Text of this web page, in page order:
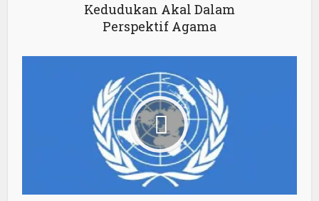
Kedudukan Akal Dalam
Perspektif Agama